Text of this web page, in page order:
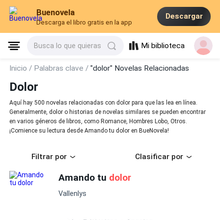
Buenovela
Descarga el libro gratis en la app
Descargar
Busca lo que quieras Mi biblioteca
Inicio / Palabras clave /"dolor" Novelas Relacionadas
Dolor
Aquí hay 500 novelas relacionadas con dolor para que las lea en línea.
Generalmente, dolor o historias de novelas similares se pueden encontrar
en varios géneros de libros, como Romance, Hombres Lobo, Otros.
¡Comience su lectura desde Amando tu dolor en BueNovela!
Filtrar por Clasificar por
Amando tu dolor
Vallenlys